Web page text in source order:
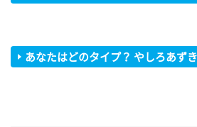
あなたはどのタイプ？ やしろあず